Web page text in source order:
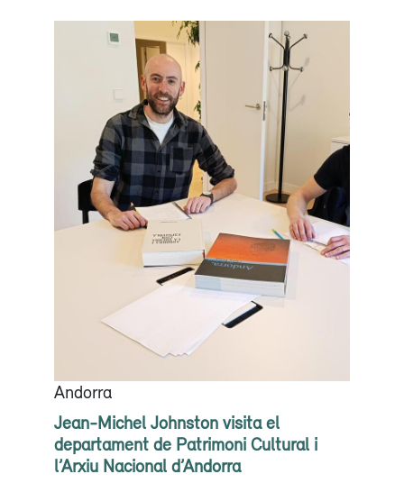
Andorra
Jean-Michel Johnston visita el
departament de Patrimoni Cultural i
l’Arxiu Nacional d’Andorra